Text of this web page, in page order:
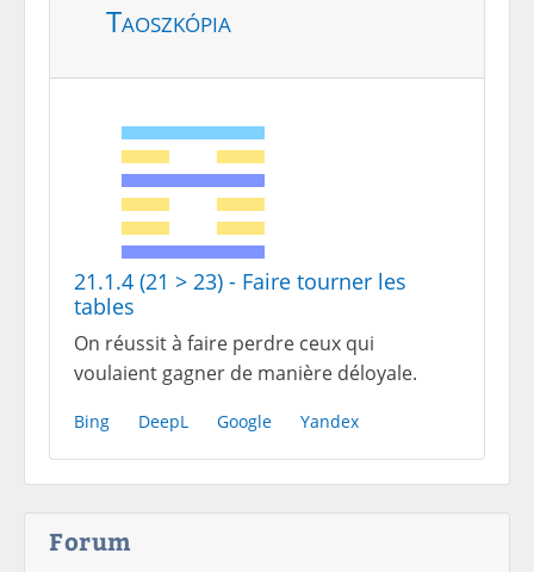
Taoszkópia
21.1.4 (21 > 23) - Faire tourner les
tables
On réussit à faire perdre ceux qui
voulaient gagner de manière déloyale.
Bing DeepL Google Yandex
Forum